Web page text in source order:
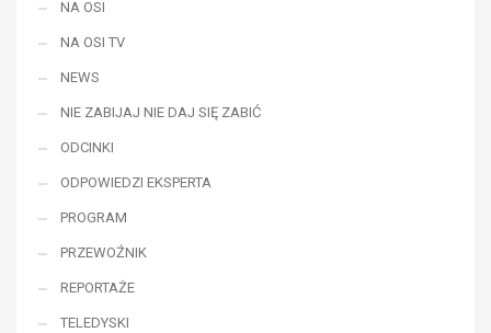
NA OSI
NA OSI TV
NEWS
NIE ZABIJAJ NIE DAJ SIĘ ZABIĆ
ODCINKI
ODPOWIEDZI EKSPERTA
PROGRAM
PRZEWOŹNIK
REPORTAŻE
TELEDYSKI